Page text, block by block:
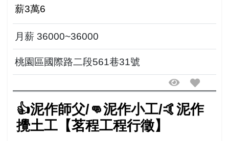
薪3萬6
月薪 36000~36000
桃園區國際路二段561巷31號
👍泥作師父/👊泥作小工/🤙泥作
攪土工【茗程工程行徵】